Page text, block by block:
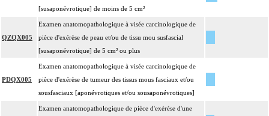
[susaponévrotique] de moins de 5 cm²
QZQX005
Examen anatomopathologique à visée carcinologique de
pièce d'exérèse de peau et/ou de tissu mou susfascial
[susaponévrotique] de 5 cm² ou plus
PDQX005
Examen anatomopathologique à visée carcinologique de
pièce d'exérèse de tumeur des tissus mous fasciaux et/ou
sousfasciaux [aponévrotiques et/ou sousaponévrotiques]
Examen anatomopathologique de pièce d'exérèse d'une